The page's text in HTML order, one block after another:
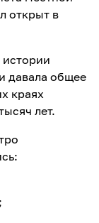
открыт в
давала общее
краях
лет.